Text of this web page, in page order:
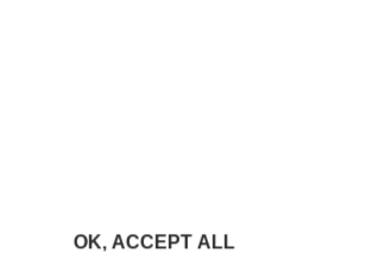
OK, ACCEPT ALL